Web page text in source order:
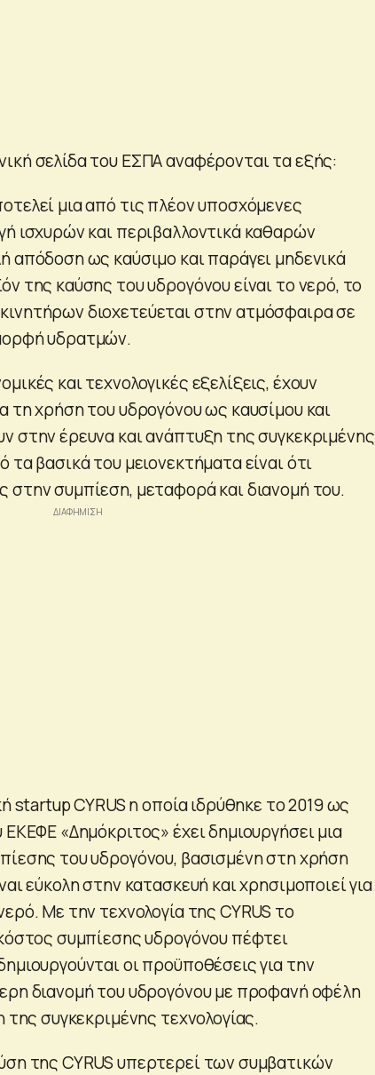
σελίδα του ΕΣΠΑ αναφέρονται τα εξής:
μια από τις πλέον υποσχόμενες
ισχυρών και περιβαλλοντικά καθαρών
απόδοση ως καύσιμο και παράγει μηδενικά
της καύσης του υδρογόνου είναι το νερό, το
διοχετεύεται στην ατμόσφαιρα σε
υδρατμών.
και τεχνολογικές εξελίξεις, έχουν
τη χρήση του υδρογόνου ως καυσίμου και
στην έρευνα και ανάπτυξη της συγκεκριμένης
βασικά του μειονεκτήματα είναι ότι
στην συμπίεση, μεταφορά και διανομή του.
startup CYRUS η οποία ιδρύθηκε το 2019 ως
«Δημόκριτος» έχει δημιουργήσει μια
του υδρογόνου, βασισμένη στη χρήση
εύκολη στην κατασκευή και χρησιμοποιεί για
Με την τεχνολογία της CYRUS το
συμπίεσης υδρογόνου πέφτει
οι προϋποθέσεις για την
διανομή του υδρογόνου με προφανή οφέλη
συγκεκριμένης τεχνολογίας.
της CYRUS υπερτερεί των συμβατικών